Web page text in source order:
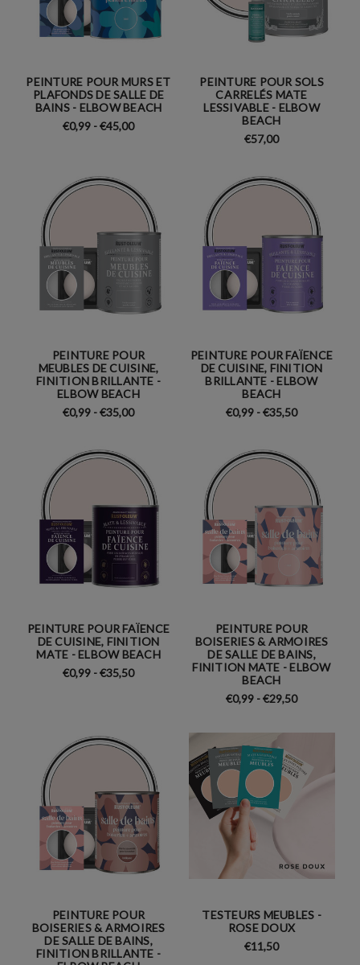
PEINTURE POUR MURS ET
PLAFONDS DE SALLE DE
BAINS - ELBOW BEACH
€0,99 - €45,00
PEINTURE POUR SOLS
CARRELÉS MATE
LESSIVABLE - ELBOW
BEACH
€57,00
PEINTURE POUR
MEUBLES DE CUISINE,
FINITION BRILLANTE -
ELBOW BEACH
€0,99 - €35,00
PEINTURE POUR FAÏENCE
DE CUISINE, FINITION
BRILLANTE - ELBOW
BEACH
€0,99 - €35,50
PEINTURE POUR FAÏENCE
DE CUISINE, FINITION
MATE - ELBOW BEACH
€0,99 - €35,50
PEINTURE POUR
BOISERIES & ARMOIRES
DE SALLE DE BAINS,
FINITION MATE - ELBOW
BEACH
€0,99 - €29,50
PEINTURE POUR
BOISERIES & ARMOIRES
DE SALLE DE BAINS,
FINITION BRILLANTE -
TESTEURS MEUBLES -
ROSE DOUX
€11,50